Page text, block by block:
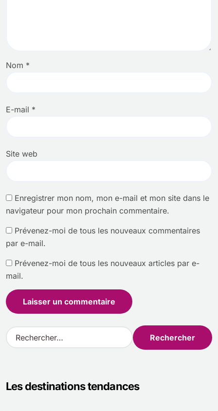
Nom *
E-mail *
Site web
Enregistrer mon nom, mon e-mail et mon site dans le
navigateur pour mon prochain commentaire.
Prévenez-moi de tous les nouveaux commentaires
par e-mail.
Prévenez-moi de tous les nouveaux articles par e-
mail.
R
e
rLes destinations tendances